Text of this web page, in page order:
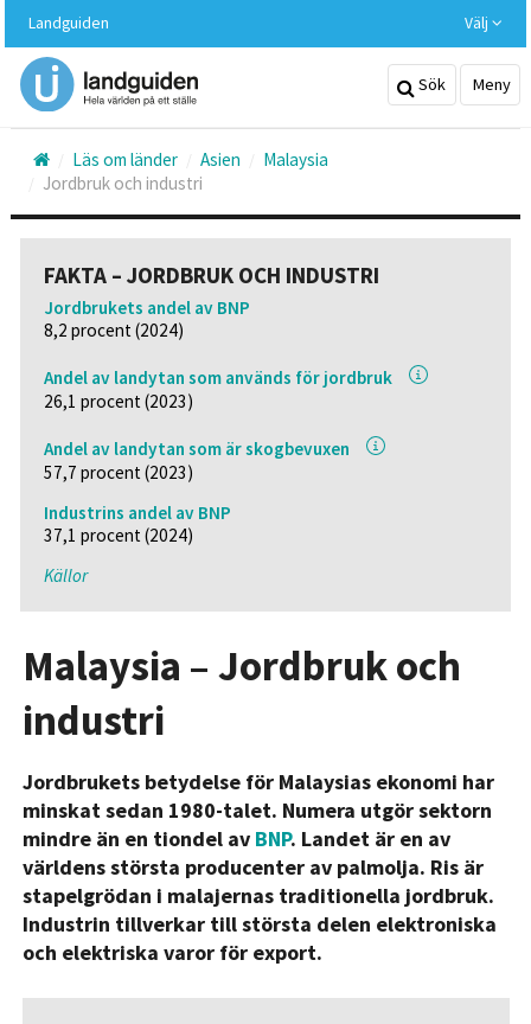
huvudinnehållet
Landguiden Välj
Sök Meny
Läs om länder Asien
Malaysia
Jordbruk och industri
FAKTA – JORDBRUK OCH INDUSTRI
Jordbrukets andel av BNP
8,2 procent (2024)
Andel av landytan som används för jordbruk
26,1 procent (2023)
Andel av landytan som är skogbevuxen
57,7 procent (2023)
Industrins andel av BNP
37,1 procent (2024)
Källor
Malaysia – Jordbruk och
industri
Jordbrukets betydelse för Malaysias ekonomi har
minskat sedan 1980-talet. Numera utgör sektorn
mindre än en tiondel av BNP. Landet är en av
världens största producenter av palmolja. Ris är
stapelgrödan i malajernas traditionella jordbruk.
Industrin tillverkar till största delen elektroniska
och elektriska varor för export.